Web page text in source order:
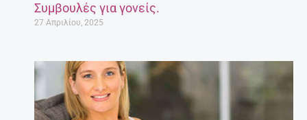
Συμβουλές για γονείς.
27 Απριλίου, 2025